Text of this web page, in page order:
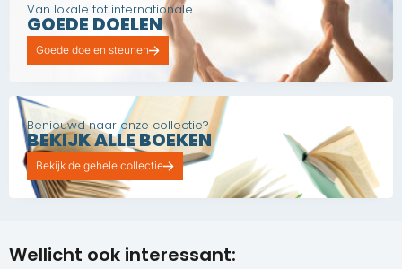
Van lokale tot internationale
GOEDE DOELEN
Goede doelen steunen
Benieuwd naar onze collectie?
BEKIJK ALLE BOEKEN
Bekijk de gehele collectie
Wellicht ook interessant: